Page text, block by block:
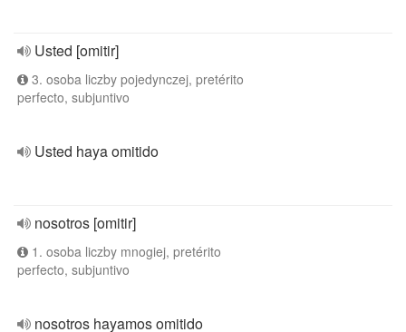
Usted [omitir]
3. osoba liczby pojedynczej, pretérito
perfecto, subjuntivo
Usted haya omitido
nosotros [omitir]
1. osoba liczby mnogiej, pretérito
perfecto, subjuntivo
nosotros hayamos omitido